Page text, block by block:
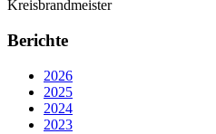
Kreisbrandmeister
Berichte
2026
2025
2024
2023